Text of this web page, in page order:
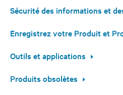
Sécurité des informations et
Enregistrez votre Produit et
Outils et applications
Produits obsolètes